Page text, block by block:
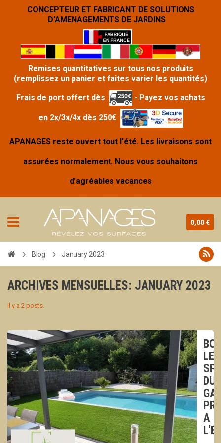
CONCEPTEUR ET FABRICANT DE SOLUTIONS
D'AMENAGEMENTS DE JARDINS
Remises quantitatives sur tous nos produits
(remplissez un panier et faites varier les quantités)
Frais de port offert dès - Payez vos achats
en 2x/3x/4x dès 250€
APANAGES reste ouvert tout l'été. Les livraisons sont
assurées normalement. Nous vous souhaitons
d'agréables vacances
0,00 €
Blog January 2023
ARCHIVES MENSUELLES: JANUARY 2023
Il y a 2 posts.
LE
DU
A